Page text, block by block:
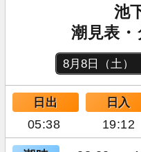
池
潮見表
日出 日入
05:38 19:12